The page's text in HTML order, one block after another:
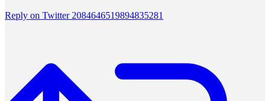
Reply on Twitter 2084646519894835281